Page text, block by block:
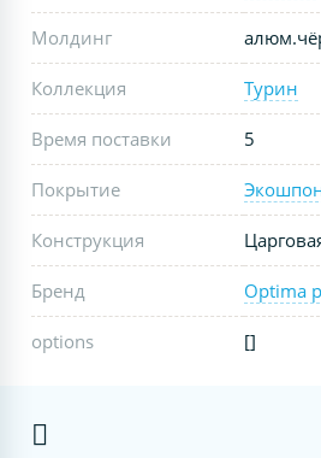
Молдинг
Коллекция Турин
Время поставки 5
Покрытие
Конструкция
Бренд Optima
options []